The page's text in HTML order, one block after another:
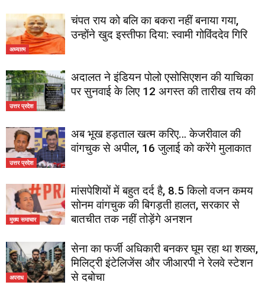
अध्यात्म
चंपत राय को बलि का बकरा नहीं बनाया गया,
उन्होंने खुद इस्तीफा दिया: स्वामी गोविंददेव गिरि
उत्तर प्रदेश
अदालत ने इंडियन पोलो एसोसिएशन की याचिका
पर सुनवाई के लिए 12 अगस्त की तारीख तय की
उत्तर प्रदेश
अब भूख हड़ताल खत्म करिए… केजरीवाल की
वांगचुक से अपील, 16 जुलाई को करेंगे मुलाकात
मुख्य समाचार
मांसपेशियों में बहुत दर्द है, 8.5 किलो वजन कमय
सोनम वांगचुक की बिगड़ती हालत, सरकार से
बातचीत तक नहीं तोड़ेंगे अनशन
अपराध
सेना का फर्जी अधिकारी बनकर घूम रहा था शख्स,
मिलिट्री इंटेलिजेंस और जीआरपी ने रेलवे स्टेशन
से दबोचा